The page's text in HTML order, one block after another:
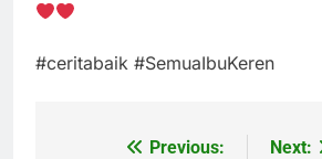
#ceritabaik #SemuaIbuKeren
Previous:
Next: